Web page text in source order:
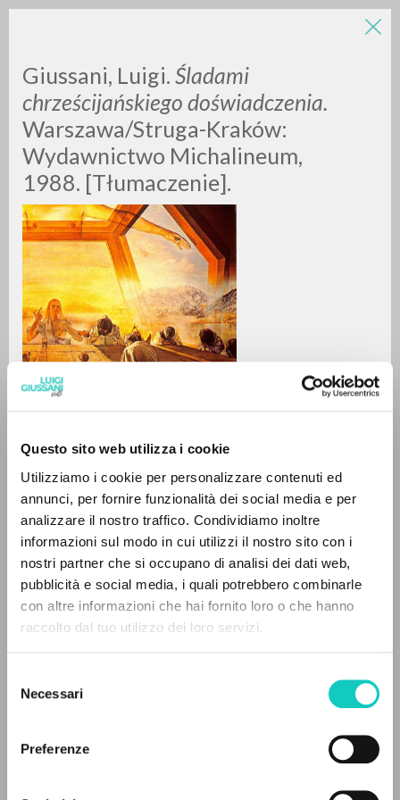
Questo sito web utilizza i cookie
Utilizziamo i cookie per personalizzare contenuti ed
annunci, per fornire funzionalità dei social media e per
analizzare il nostro traffico. Condividiamo inoltre
informazioni sul modo in cui utilizzi il nostro sito con i
nostri partner che si occupano di analisi dei dati web,
pubblicità e social media, i quali potrebbero combinarle
con altre informazioni che hai fornito loro o che hanno
raccolto dal tuo utilizzo dei loro servizi.
delNecessari
Preferenze
Giussani, Luigi. Śladami
chrześcijańskiego doświadczenia.
Warszawa/Struga-Kraków:
Wydawnictwo Michalineum,
1988. [Tłumaczenie].
Giussani Luigi Autore
Klauz KarolTraduttore
Wydawnictwo Michalineum
Pagine: 104
LUIGI
GIUSSANI
0DOCUMENTI TROVATI
RISULTATI SUCCESSIVI